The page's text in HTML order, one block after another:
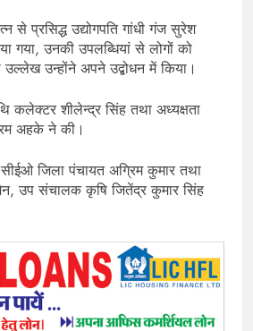
से प्रसिद्ध उद्योगपति गांधी गंज सुरेश
गया, उनकी उपलब्धियां से लोगों को
उन्होंने अपने उद्बोधन में किया।
कलेक्टर शीलेन्द्र सिंह तथा अध्यक्षता
अहके ने की।
जिला पंचायत अग्रिम कुमार तथा
उप संचालक कृषि जितेंद्र कुमार सिंह